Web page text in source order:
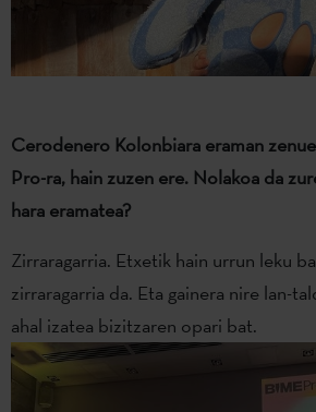
Cerodenero Kolonbiara eraman
Pro-ra, hain zuzen ere. Nolakoa da
hara eramatea?
Zirraragarria. Etxetik hain urrun leku
zirraragarria da. Eta gainera nire lan-
ahal izatea bizitzaren opari bat.